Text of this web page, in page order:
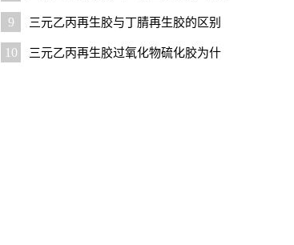
配方设计要点
9
三元乙丙再生胶与丁腈再生胶的区别
与用途
10
三元乙丙再生胶过氧化物硫化胶为什